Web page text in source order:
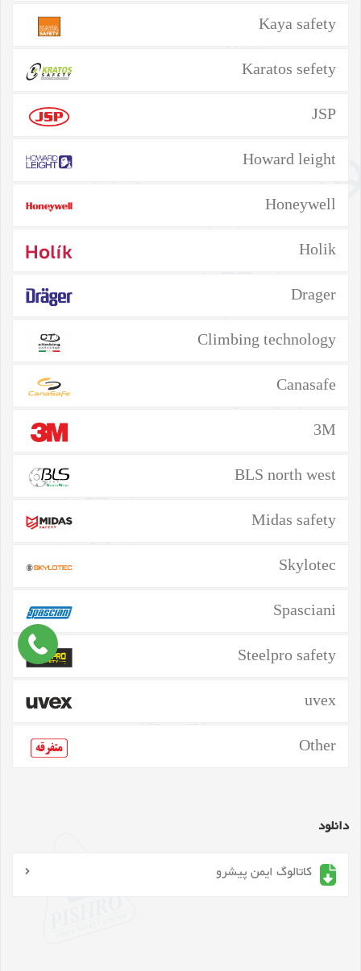
Kaya safety
Karatos sefety
JSP
Howard leight
Honeywell
Holik
Drager
Climbing technology
Canasafe
3M
BLS north west
Midas safety
Skylotec
Spasciani
Steelpro safety
uvex
Other
دانلود
کاتالوگ ایمن پیشرو